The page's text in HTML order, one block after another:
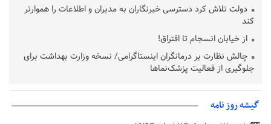
دولت تلاش کرد دسترسی خبرنگاران به مدیران و اطلاعات را هموارتر
کند
از خیابان انسجام تا افتراق!
چالش نظارت بر درمانگران اینستاگرامی/ نسخه وزارت بهداشت برای
جلوگیری از فعالیت پزشک‌نماها
پشتیبانی از زنجیره ارزش بادام زمینی در اولویت سیاست‌های
گیشه روز نامه